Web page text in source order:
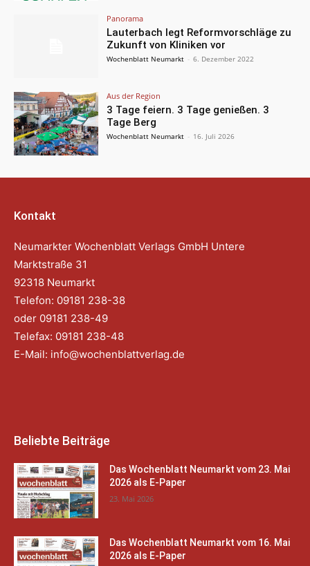
Panorama
Lauterbach legt Reformvorschläge zu
Zukunft von Kliniken vor
Wochenblatt Neumarkt - 6. Dezember 2022
Aus der Region
3 Tage feiern. 3 Tage genießen. 3
Tage Berg
Wochenblatt Neumarkt - 16. Juli 2026
Kontakt
Neumarkter Wochenblatt Verlags GmbH Untere
Marktstraße 31
92318 Neumarkt
Telefon: 09181 238-38
oder 09181 238-49
Telefax: 09181 238-48
E-Mail: info@wochenblattverlag.de
Beliebte Beiträge
Das Wochenblatt Neumarkt vom 23. Mai
2026 als E-Paper
23. Mai 2026
Das Wochenblatt Neumarkt vom 16. Mai
2026 als E-Paper